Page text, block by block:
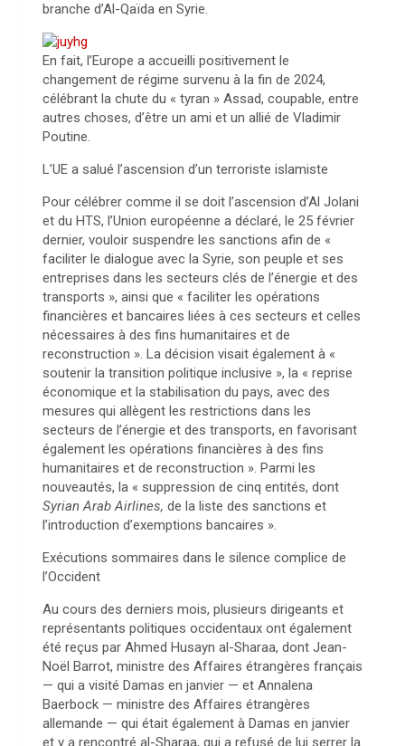
branche d’Al-Qaïda en Syrie.
En fait, l’Europe a accueilli positivement le
changement de régime survenu à la fin de 2024,
célébrant la chute du « tyran » Assad, coupable, entre
autres choses, d’être un ami et un allié de Vladimir
Poutine.
L’UE a salué l’ascension d’un terroriste islamiste
Pour célébrer comme il se doit l’ascension d’Al Jolani
et du HTS, l’Union européenne a déclaré, le 25 février
dernier, vouloir suspendre les sanctions afin de «
faciliter le dialogue avec la Syrie, son peuple et ses
entreprises dans les secteurs clés de l’énergie et des
transports », ainsi que « faciliter les opérations
financières et bancaires liées à ces secteurs et celles
nécessaires à des fins humanitaires et de
reconstruction ». La décision visait également à «
soutenir la transition politique inclusive », la « reprise
économique et la stabilisation du pays, avec des
mesures qui allègent les restrictions dans les
secteurs de l’énergie et des transports, en favorisant
également les opérations financières à des fins
humanitaires et de reconstruction ». Parmi les
nouveautés, la « suppression de cinq entités, dont
Syrian Arab Airlines, de la liste des sanctions et
l’introduction d’exemptions bancaires ».
Exécutions sommaires dans le silence complice de
l’Occident
Au cours des derniers mois, plusieurs dirigeants et
représentants politiques occidentaux ont également
été reçus par Ahmed Husayn al-Sharaa, dont Jean-
Noël Barrot, ministre des Affaires étrangères français
— qui a visité Damas en janvier — et Annalena
Baerbock — ministre des Affaires étrangères
allemande — qui était également à Damas en janvier
et y a rencontré al-Sharaa, qui a refusé de lui serrer la